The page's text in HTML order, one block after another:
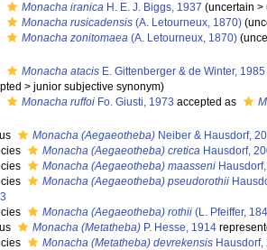
Monacha iranica H. E. J. Biggs, 1937 (uncertain >
Monacha rusicadensis (A. Letourneux, 1870) (
Monacha zonitomaea (A. Letourneux, 1870) (
Monacha atacis E. Gittenberger & de Winter, 1985
>junior subjective synonym)
Monacha ruffoi Fo. Giusti, 1973 accepted as
Monacha (Aegaeotheba) Neiber & Hausdorf,
Monacha (Aegaeotheba) creticaHausdorf,
Monacha (Aegaeotheba) maasseni
Monacha (Aegaeotheba) pseudorothii
Monacha (Aegaeotheba) rothii(L. Pfeiffer,
Monacha (Metatheba) P. Hesse, 1914
Monacha (Metatheba) devrekensisHausdorf,